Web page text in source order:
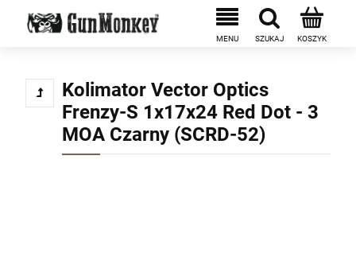
Kolimator Vector Optics
Frenzy-S 1x17x24 Red Dot - 3
MOA Czarny (SCRD-52)